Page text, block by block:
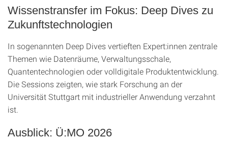
Wissenstransfer im Fokus: Deep Dives zu
Zukunftstechnologien
In sogenannten Deep Dives vertieften Expert:innen zentrale
Themen wie Datenräume, Verwaltungsschale,
Quantentechnologien oder volldigitale Produktentwicklung.
Die Sessions zeigten, wie stark Forschung an der
Universität Stuttgart mit industrieller Anwendung verzahnt
ist.
Ausblick: Ü:MO 2026